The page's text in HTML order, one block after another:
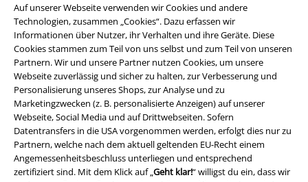
Auf unserer Webseite verwenden wir Cookies und andere
Technologien, zusammen „Cookies“. Dazu erfassen wir
Informationen über Nutzer, ihr Verhalten und ihre Geräte. Diese
Cookies stammen zum Teil von uns selbst und zum Teil von unseren
Partnern. Wir und unsere Partner nutzen Cookies, um unsere
Webseite zuverlässig und sicher zu halten, zur Verbesserung und
Personalisierung unseres Shops, zur Analyse und zu
Marketingzwecken (z. B. personalisierte Anzeigen) auf unserer
Webseite, Social Media und auf Drittwebseiten. Sofern
Datentransfers in die USA vorgenommen werden, erfolgt dies nur zu
Partnern, welche nach dem aktuell geltenden EU-Recht einem
Angemessenheitsbeschluss unterliegen und entsprechend
zertifiziert sind. Mit dem Klick auf „Geht klar!“ willigst du ein, dass wir